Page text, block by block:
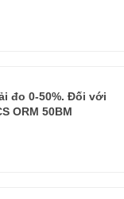
đo 0-50%. Đối với
ORM 50BM